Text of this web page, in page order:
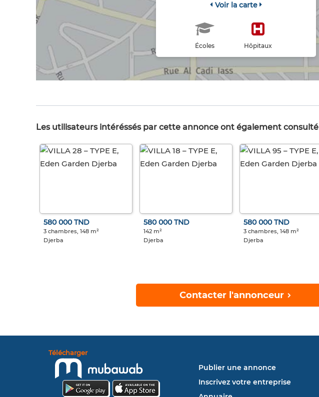
Voir la carte
Écoles Hôpitaux
Les utilisateurs intéréssés par cette annonce ont également consulté
580 000 TND
3 chambres, 148 m²
Djerba
580 000 TND
142 m²
Djerba
580 000 TND
3 chambres, 148 m²
Djerba
Contacter l'annonceur
Télécharger
Publier une annonce
Inscrivez votre entreprise